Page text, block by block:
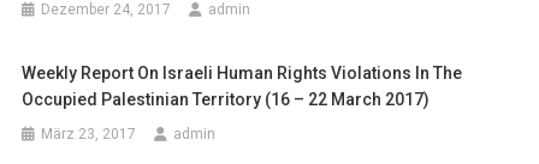
Dezember 24, 2017 admin
Weekly Report On Israeli Human Rights Violations In The
Occupied Palestinian Territory (16 – 22 March 2017)
März 23, 2017 admin